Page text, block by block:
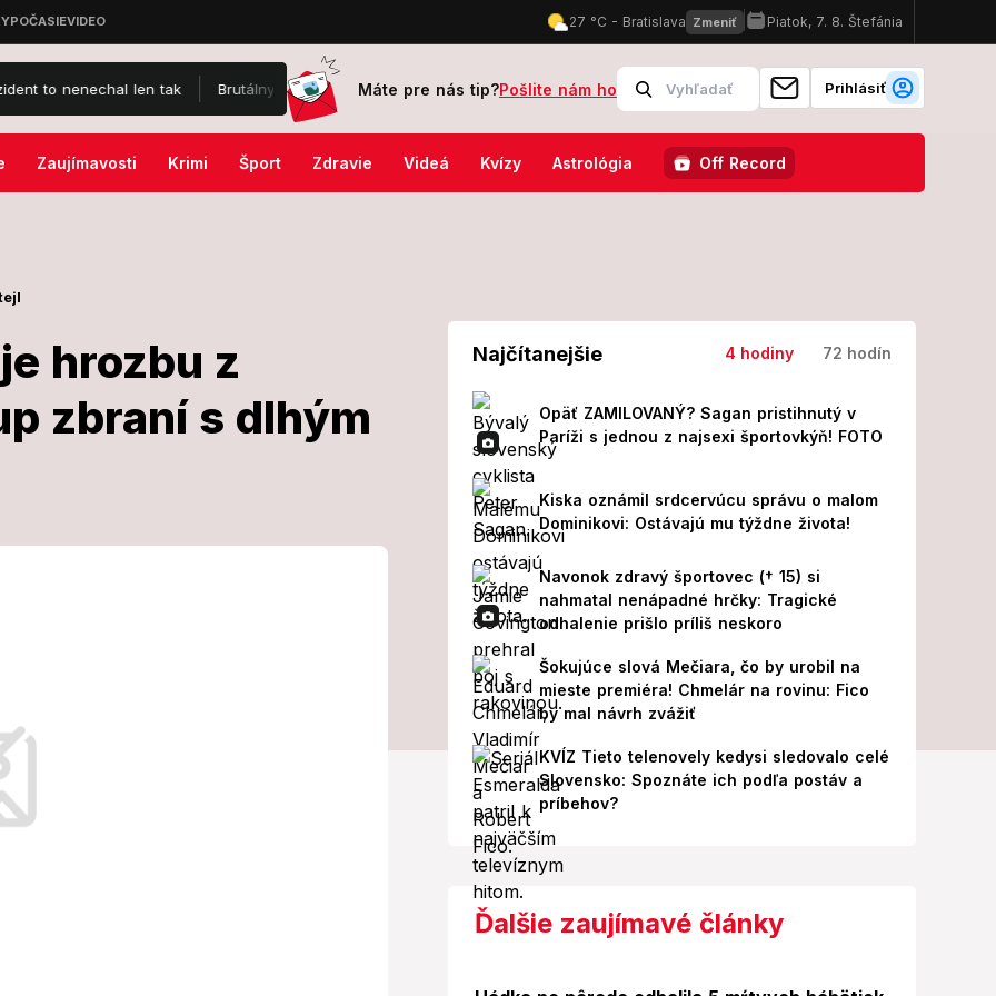
len tak Brutálny útok na Jaromíra Soukupa: Skončil v nemocnici a je po operácii! Z jeho prvých slov MRAZÍ Odštartoval
Máte pre nás tip?Pošlite nám ho Prihlásiť
Zaujímavosti Krimi Šport Zdravie Videá Kvízy Astrológia Off Record
hrozbu z
zbraní s dlhým
hrozbu
nákup
Najčítanejšie 4 hodiny 72 hodín
Opäť ZAMILOVANÝ? Sagan pristihnutý v
Paríži s jednou z najsexi športovkýň! FOTO
Kiska oznámil srdcervúcu správu o malom
Dominikovi: Ostávajú mu týždne života!
Navonok zdravý športovec († 15) si
nahmatal nenápadné hrčky: Tragické
odhalenie prišlo príliš neskoro
Šokujúce slová Mečiara, čo by urobil na
mieste premiéra! Chmelár na rovinu: Fico
by mal návrh zvážiť
KVÍZ Tieto telenovely kedysi sledovalo celé
Slovensko: Spoznáte ich podľa postáv a
príbehov?
Ďalšie zaujímavé články